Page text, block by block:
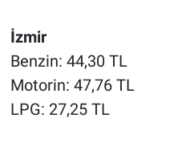
İzmir
Benzin: 44,30 TL
Motorin: 47,76 TL
LPG: 27,25 TL
Türkiye'nin Gündemi
Yerel Gündem